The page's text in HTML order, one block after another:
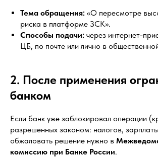
Тема обращения: «О пересмотре
риска в платформе ЗСК».
Способы подачи: через интернет-
ЦБ, по почте или лично в
2. После применения
банком
Если банк уже заблокировал операции
разрешенных законом: налогов,
обжаловать решение нужно в
комиссию при Банке России.